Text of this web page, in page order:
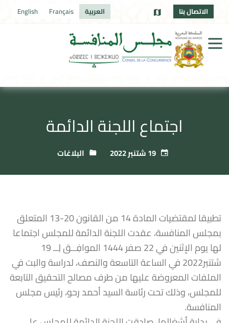
الاتصال بنا العربية Français
English
اجتماع اللجنة الدائمة
البلاغات
تطبيقا لمقتضيات المادة 14 من القانون 20-13 المتعلق
بمجلس المنافسة، عقدت اللجنة الدائمة للمجلس اجتماعا
لها يوم الإثنين في 22 صفر 1444 الموافِــق لِــ 19
شتنبر2022 في الساعة التاسعة والنصف، لدراسة والبت في
الملفات المعروضة عليها من طرف مصالح التحقيق التابعة
للمجلس، وذلك تحت رئاسة السيد أحمد رحو، رئيس مجلس
المنافسة.